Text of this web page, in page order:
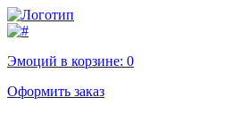
Эмоций в корзине: 0
Оформить заказ